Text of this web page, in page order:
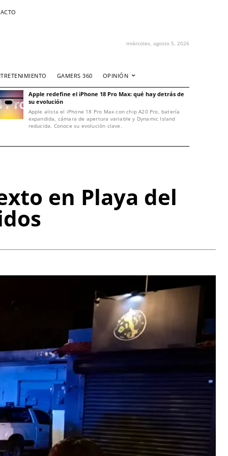
miércoles, agosto 5, 2026
GAMERS 360 OPINIÓN
Apple redefine el iPhone 18 Pro Max: qué hay detrás de
su evolución
Apple alista el iPhone 18 Pro Max con chip A20 Pro, batería
expandida, cámara de apertura variable y Dynamic Island
reducida. Conoce su evolución clave.
en Playa del